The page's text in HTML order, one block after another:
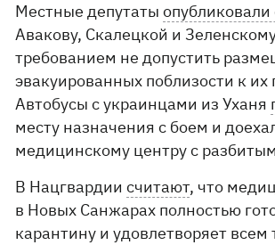
Местные депутаты
Авакову, Скалецкой и
требованием не допустить
эвакуированных поблизости к их
Автобусы с украинцами из Уханя
месту назначения с боем и
медицинскому центру с
В Нацгвардиисчитают, что
в Новых Санжарах полностью
карантину и удовлетворяет